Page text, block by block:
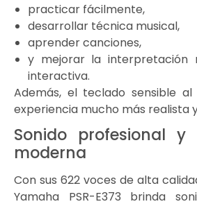
practicar fácilmente,
desarrollar técnica musical,
aprender canciones,
y mejorar la interpretación
interactiva.
Además, el teclado sensible
experiencia mucho más realista
Sonido profesional y
moderna
Con sus 622 voces de alta
Yamaha PSR-E373 brinda